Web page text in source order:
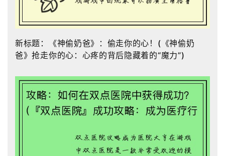
新标题：《神偷奶爸》：偷走你的心！(《神偷奶
爸》抢走你的心：心疼的背后隐藏着的“魔力”)